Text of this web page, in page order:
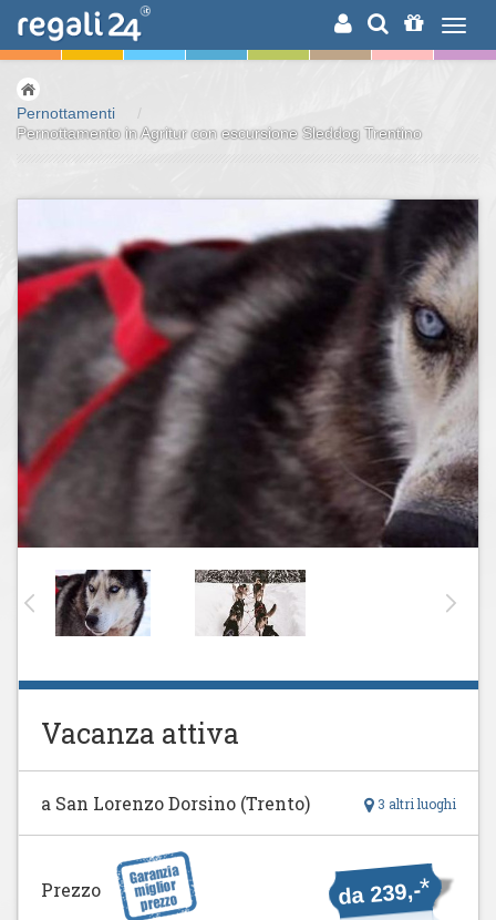
RICERCA
Pernottamenti
/
Pernottamento in Agritur con escursione Sleddog Trentino
Vacanza attiva
3 altri luoghi
a San Lorenzo Dorsino (Trento)
da 239,-*
Prezzo